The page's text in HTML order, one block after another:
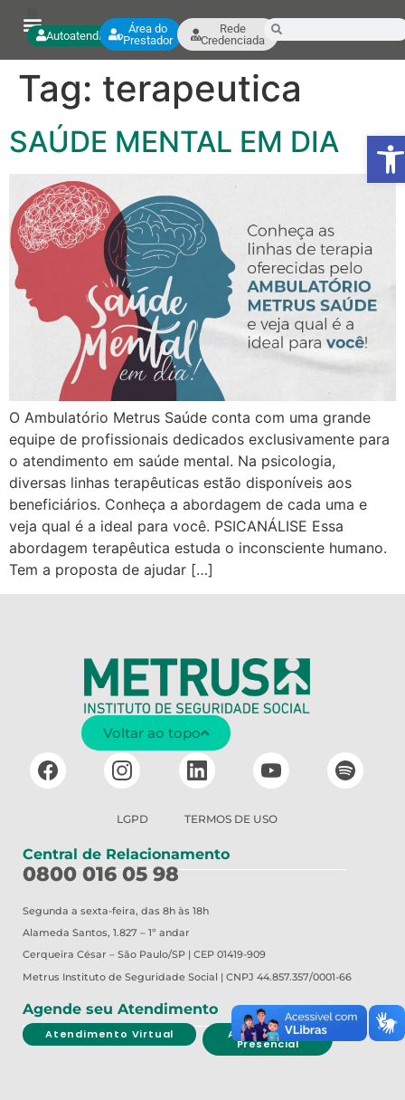
AutoatendimentoÁrea do
Prestador
Rede
Credenciada
Tag: terapeutica
SAÚDE MENTAL EM DIA
O Ambulatório Metrus Saúde conta com uma grande
equipe de profissionais dedicados exclusivamente para
o atendimento em saúde mental. Na psicologia,
diversas linhas terapêuticas estão disponíveis aos
beneficiários. Conheça a abordagem de cada uma e
veja qual é a ideal para você. PSICANÁLISE Essa
abordagem terapêutica estuda o inconsciente humano.
Tem a proposta de ajudar […]
LGPD TERMOS DE USO
Central de Relacionamento
0800 016 05 98
Segunda a sexta-feira, das 8h às 18h
Alameda Santos, 1.827 – 1º andar
Cerqueira César – São Paulo/SP | CEP 01419-909
Metrus Instituto de Seguridade Social | CNPJ 44.857.357/0001-66
Agende seu Atendimento
Atendimento Virtual Atendimento
Presencial
Voltar ao topo